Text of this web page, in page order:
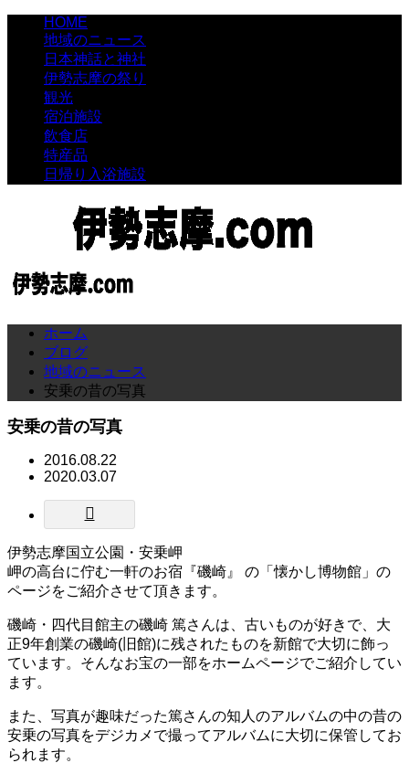
HOME
地域のニュース
日本神話と神社
伊勢志摩の祭り
観光
宿泊施設
飲食店
特産品
日帰り入浴施設
ホーム
ブログ
地域のニュース
安乗の昔の写真
安乗の昔の写真
2016.08.22
2020.03.07
伊勢志摩国立公園・安乗岬
岬の高台に佇む一軒のお宿『磯崎』 の「懐かし博物館」の
ページをご紹介させて頂きます。
磯崎・四代目館主の磯崎 篤さんは、古いものが好きで、大
正9年創業の磯崎(旧館)に残されたものを新館で大切に飾っ
ています。そんなお宝の一部をホームページでご紹介してい
ます。
また、写真が趣味だった篤さんの知人のアルバムの中の昔の
安乗の写真をデジカメで撮ってアルバムに大切に保管してお
られます。